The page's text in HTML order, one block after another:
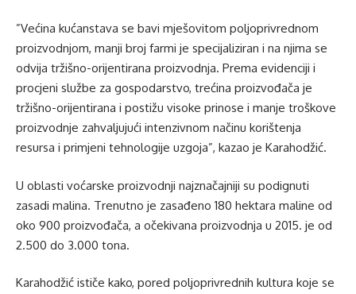
”Većina kućanstava se bavi mješovitom poljoprivrednom
proizvodnjom, manji broj farmi je specijaliziran i na njima se
odvija tržišno-orijentirana proizvodnja. Prema evidenciji i
procjeni službe za gospodarstvo, trećina proizvođača je
tržišno-orijentirana i postižu visoke prinose i manje troškove
proizvodnje zahvaljujući intenzivnom načinu korištenja
resursa i primjeni tehnologije uzgoja”, kazao je Karahodžić.
U oblasti voćarske proizvodnji najznačajniji su podignuti
zasadi malina. Trenutno je zasađeno 180 hektara maline od
oko 900 proizvođača, a očekivana proizvodnja u 2015. je od
2.500 do 3.000 tona.
Karahodžić ističe kako, pored poljoprivrednih kultura koje se